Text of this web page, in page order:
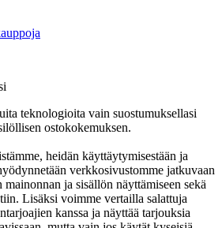
teknologioita vain suostumuksellasi
ostokokemuksen.
heidän käyttäytymisestään ja
verkkosivustomme jatkuvaan
ja sisällön näyttämiseen sekä
Lisäksi voimme vertailla salattuja
kanssa ja näyttää tarjouksia